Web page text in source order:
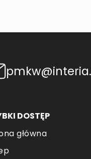
DOSTĘP
główna